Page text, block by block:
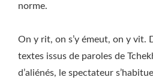
norme.
On y rit, on s’y émeut, on y vit.
textes issus de paroles de
d’aliénés, le spectateur